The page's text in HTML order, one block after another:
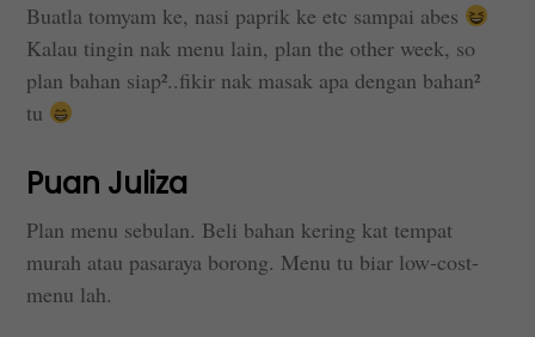
Buatla tomyam ke, nasi paprik ke etc sampai abes
Kalau tingin nak menu lain, plan the other week, so
plan bahan siap²..fikir nak masak apa dengan bahan²
tu
Puan Juliza
Plan menu sebulan. Beli bahan kering kat tempat
murah atau pasaraya borong. Menu tu biar low-cost-
menu lah.